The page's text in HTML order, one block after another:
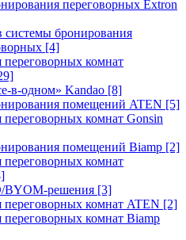
переговорных Extron
системы бронирования
[4]
переговорных комнат
в-одном» Kandao [8]
помещений ATEN [5]
комнат Gonsin
помещений Biamp [2]
переговорных комнат
BYOM-решения [3]
переговорных комнат ATEN [2]
переговорных комнат Biamp